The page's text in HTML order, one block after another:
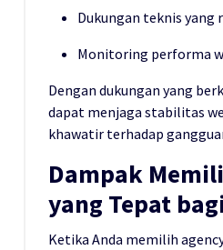
Dukungan teknis yang
Monitoring performa
Dengan dukungan yang
dapat menjaga stabilitas
khawatir terhadap
Dampak
yang Tepat
Ketika Anda memilih